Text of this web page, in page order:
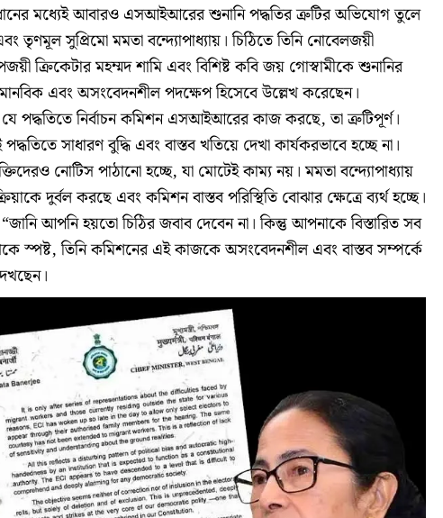
মধ্যেই আবারও এসআইআরের শুনানি পদ্ধতির ত্রুটির অভিযোগ তুলে
এবং তৃণমূল সুপ্রিমো মমতা বন্দ্যোপাধ্যায়। চিঠিতে তিনি নোবেলজয়ী
ক্রিকেটার মহম্মদ শামি এবং বিশিষ্ট কবি জয় গোস্বামীকে শুনানির
এবং অসংবেদনশীল পদক্ষেপ হিসেবে উল্লেখ করেছেন।
যে পদ্ধতিতে নির্বাচন কমিশন এসআইআরের কাজ করছে, তা ত্রুটিপূর্ণ।
সাধারণ বুদ্ধি এবং বাস্তব খতিয়ে দেখা কার্যকরভাবে হচ্ছে না।
নোটিস পাঠানো হচ্ছে, যা মোটেই কাম্য নয়। মমতা বন্দ্যোপাধ্যায়
দুর্বল করছে এবং কমিশন বাস্তব পরিস্থিতি বোঝার ক্ষেত্রে ব্যর্থ হচ্ছে।
“জানি আপনি হয়তো চিঠির জবাব দেবেন না। কিন্তু আপনাকে বিস্তারিত সব
স্পষ্ট, তিনি কমিশনের এই কাজকে অসংবেদনশীল এবং বাস্তব সম্পর্কে